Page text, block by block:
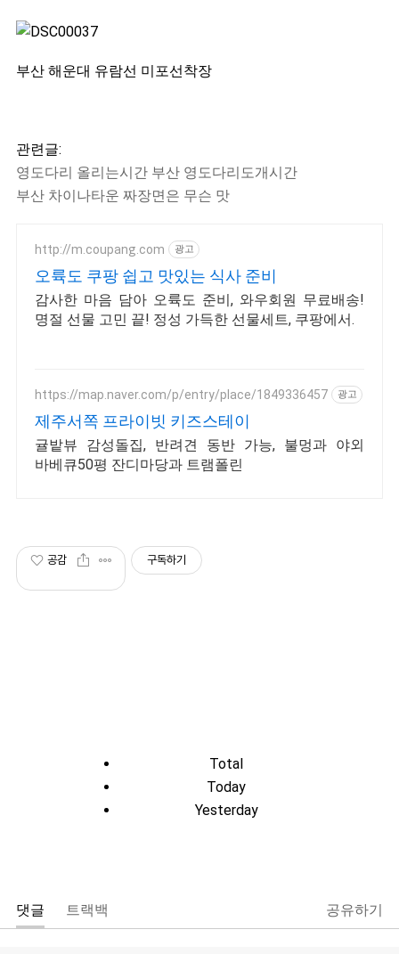
부산 해운대 유람선 미포선착장
관련글:
영도다리 올리는시간 부산 영도다리도개시간
부산 차이나타운 짜장면은 무슨 맛
http://m.coupang.com 광고
오륙도 쿠팡 쉽고 맛있는 식사 준비
감사한 마음 담아 오륙도 준비, 와우회원 무료배송!
명절 선물 고민 끝! 정성 가득한 선물세트, 쿠팡에서.
https://map.naver.com/p/entry/place/1849336457 광고
제주서쪽 프라이빗 키즈스테이
귤밭뷰 감성돌집, 반려견 동반 가능, 불멍과 야외
바베큐50평 잔디마당과 트램폴린
공감 구독하기
Total
Today
Yesterday
댓글 트랙백 공유하기